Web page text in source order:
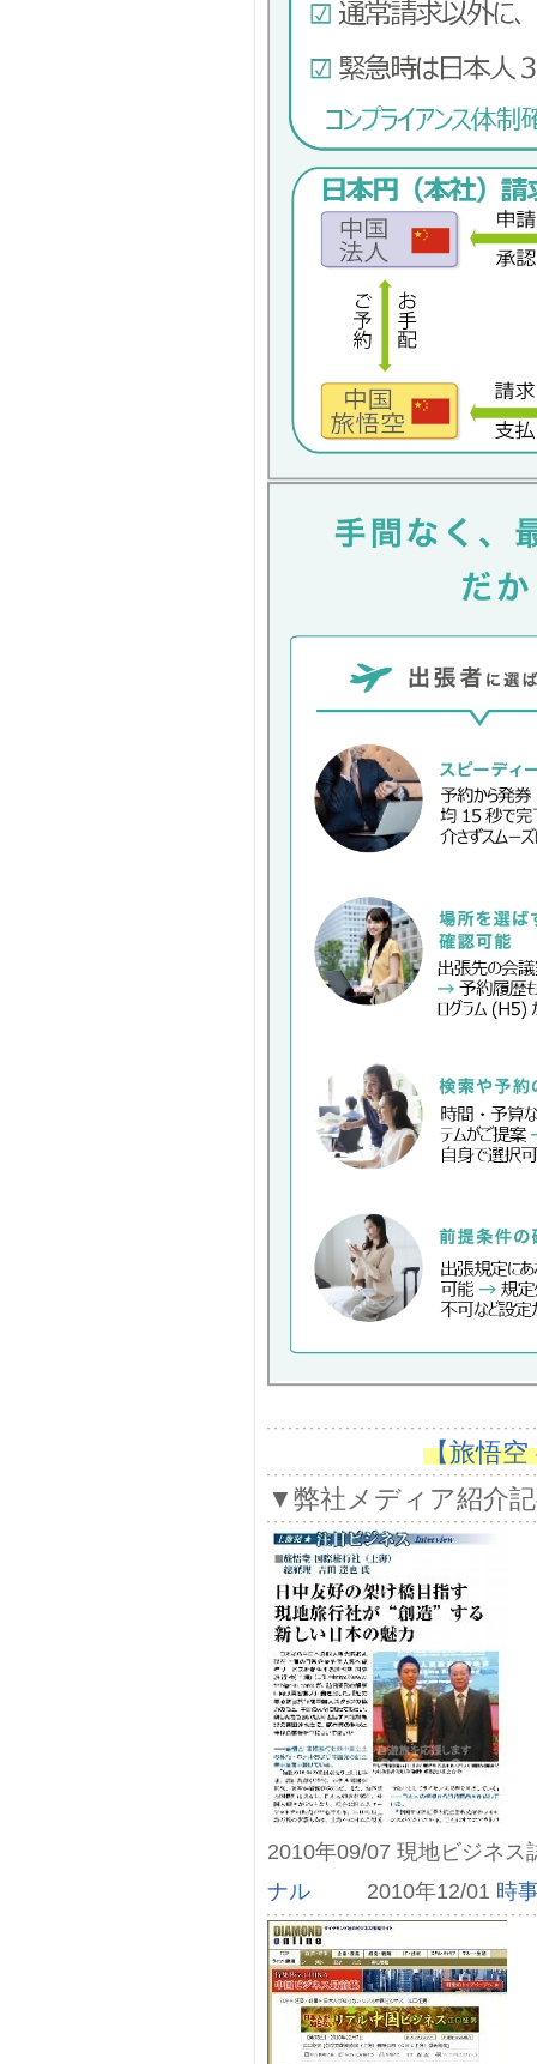
【旅悟
▼弊社メディア紹介
2010年09/07 現地ビジネス
ナル
2010年12/01 時